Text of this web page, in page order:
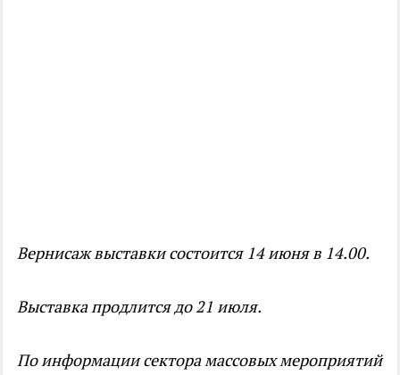
Вернисаж выставки состоится 14 июня в 14.00.
Выставка продлится до 21 июля.
По информации сектора массовых мероприятий